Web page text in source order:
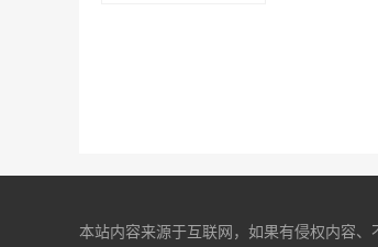
本站内容来源于互联网，如果有侵权内容、